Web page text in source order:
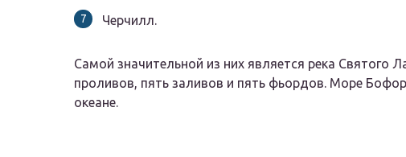
Черчилл.
Самой значительной из них является река Святого
проливов, пять заливов и пять фьордов. Море
океане.